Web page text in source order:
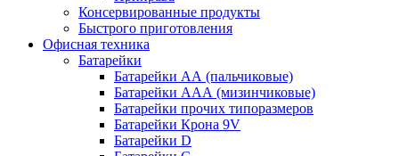
Консервированные продукты
Быстрого приготовления
Офисная техника
Батарейки
Батарейки АА (пальчиковые)
Батарейки ААА (мизинчиковые)
Батарейки прочих типоразмеров
Батарейки Крона 9V
Батарейки D